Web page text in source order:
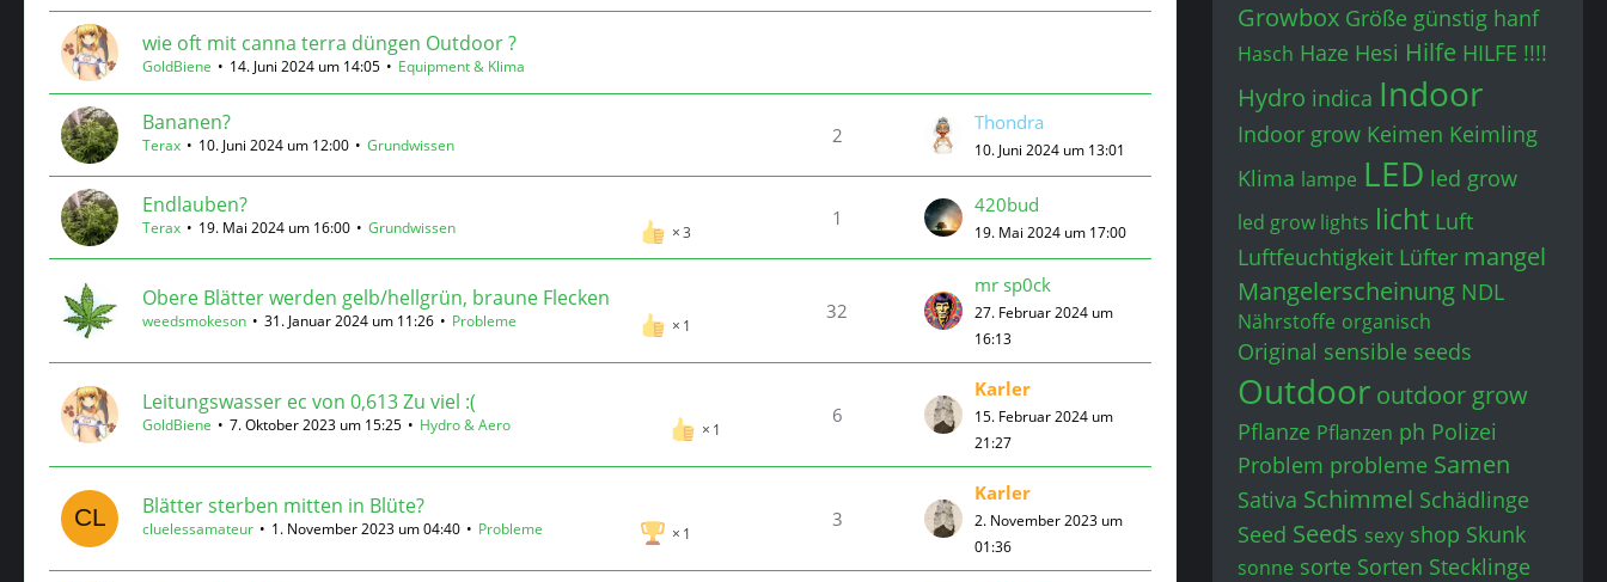
wie oft mit canna terra düngen Outdoor ?
GoldBiene 14. Juni 2024 um 14:05 Equipment & Klima
Bananen?
Terax 10. Juni 2024 um 12:00 Grundwissen 2
Thondra
10. Juni 2024 um 13:01
Endlauben?
3
Terax 19. Mai 2024 um 16:00 Grundwissen 1
420bud
19. Mai 2024 um 17:00
Obere Blätter werden gelb/hellgrün, braune Flecken
1
weedsmokeson 31. Januar 2024 um 11:26 Probleme 32
mr sp0ck
27. Februar 2024 um
16:13
Leitungswasser ec von 0,613 Zu viel :(
1
GoldBiene 7. Oktober 2023 um 15:25 Hydro & Aero 6
Karler
15. Februar 2024 um
21:27
Blätter sterben mitten in Blüte?
1
cluelessamateur 1. November 2023 um 04:40 Probleme 3
Karler
2. November 2023 um
01:36
Growbox Größe günstig hanf
Hasch Haze Hesi Hilfe HILFE !!!!
Hydro indica Indoor
Indoor grow Keimen Keimling
Klima lampe LED led grow
led grow lights licht Luft
Luftfeuchtigkeit Lüfter mangel
Mangelerscheinung NDL
Nährstoffe organisch
Original sensible seeds
Outdoor outdoor grow
Pflanze Pflanzen ph Polizei
Problem probleme Samen
Sativa Schimmel Schädlinge
Seed Seeds sexy shop Skunk
sonne sorte Sorten Stecklinge